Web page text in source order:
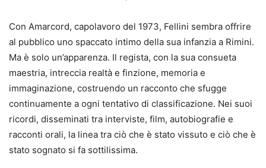
Con Amarcord, capolavoro del 1973, Fellini sembra offrire
al pubblico uno spaccato intimo della sua infanzia a Rimini.
Ma è solo un’apparenza. Il regista, con la sua consueta
maestria, intreccia realtà e finzione, memoria e
immaginazione, costruendo un racconto che sfugge
continuamente a ogni tentativo di classificazione. Nei suoi
ricordi, disseminati tra interviste, film, autobiografie e
racconti orali, la linea tra ciò che è stato vissuto e ciò che è
stato sognato si fa sottilissima.